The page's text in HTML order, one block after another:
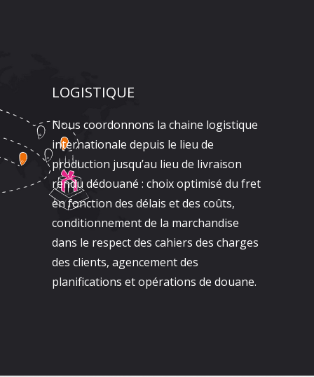
LOGISTIQUE
Nous coordonnons la chaine logistique
internationale depuis le lieu de
production jusqu’au lieu de livraison
rendu dédouané : choix optimisé du fret
en fonction des délais et des coûts,
conditionnement de la marchandise
dans le respect des cahiers des charges
des clients, agencement des
planifications et opérations de douane.